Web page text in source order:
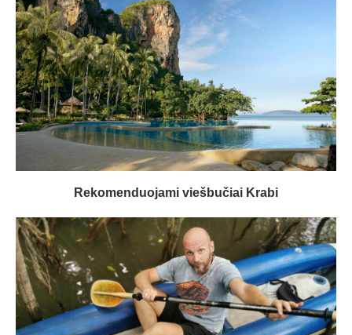
Rekomenduojami viešbučiai Krabi